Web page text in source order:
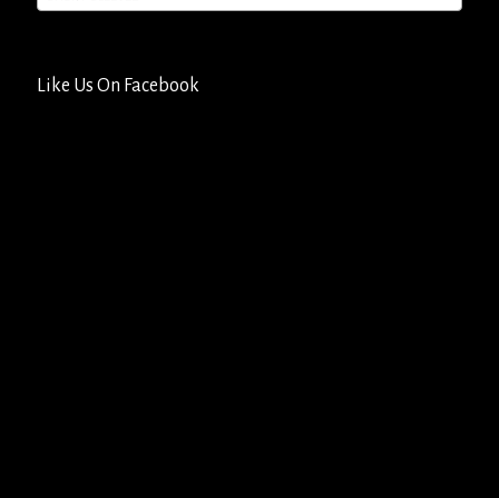
Like Us On Facebook